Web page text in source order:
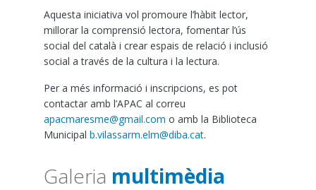
Aquesta iniciativa vol promoure l’hàbit lector,
millorar la comprensió lectora, fomentar l’ús
social del català i crear espais de relació i inclusió
social a través de la cultura i la lectura.
Per a més informació i inscripcions, es pot
contactar amb l’APAC al correu
apacmaresme@gmail.com o amb la Biblioteca
Municipal b.vilassarm.elm@diba.cat.
Galeria multimèdia